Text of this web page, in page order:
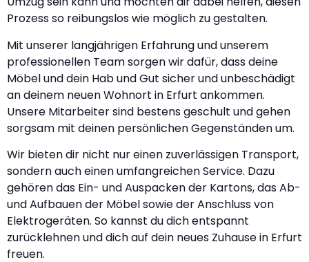
Prozess so reibungslos wie möglich zu gestalten.
Mit unserer langjährigen Erfahrung und unserem
professionellen Team sorgen wir dafür, dass deine
Möbel und dein Hab und Gut sicher und unbeschädigt
an deinem neuen Wohnort in Erfurt ankommen.
Unsere Mitarbeiter sind bestens geschult und gehen
sorgsam mit deinen persönlichen Gegenständen um.
Wir bieten dir nicht nur einen zuverlässigen Transport,
sondern auch einen umfangreichen Service. Dazu
gehören das Ein- und Auspacken der Kartons, das Ab-
und Aufbauen der Möbel sowie der Anschluss von
Elektrogeräten. So kannst du dich entspannt
zurücklehnen und dich auf dein neues Zuhause in Erfurt
freuen.